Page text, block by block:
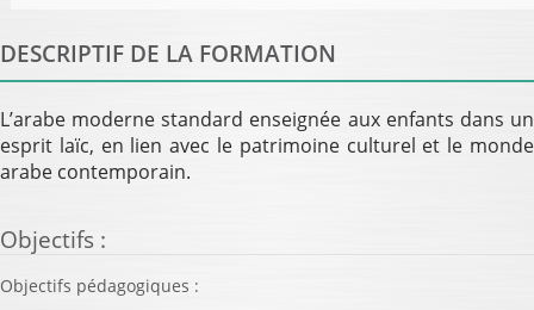
DESCRIPTIF DE LA FORMATION
L’arabe moderne standard enseignée aux enfants dans un
esprit laïc, en lien avec le patrimoine culturel et le monde
arabe contemporain.
Objectifs :
Objectifs pédagogiques :